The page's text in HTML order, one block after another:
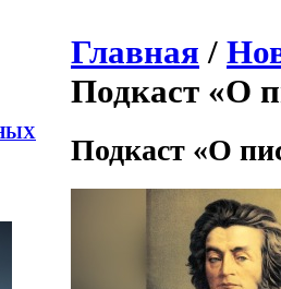
Главная /
Подкаст «О
Подкаст «О